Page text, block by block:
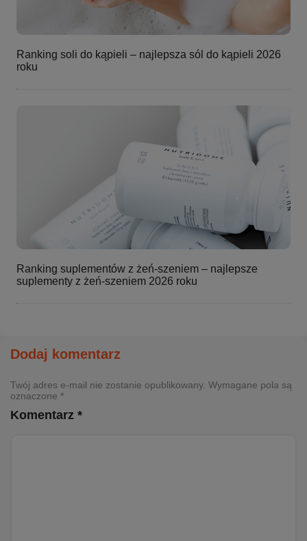
Ranking soli do kąpieli – najlepsza sól do kąpieli 2026
roku
Ranking suplementów z żeń-szeniem – najlepsze
suplementy z żeń-szeniem 2026 roku
Dodaj komentarz
Twój adres e-mail nie zostanie opublikowany. Wymagane pola są
oznaczone *
Komentarz *